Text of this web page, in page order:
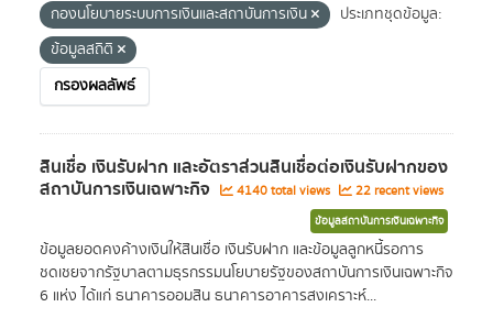
กองนโยบายระบบการเงินและสถาบันการเงิน
ประเภทชุดข้อมูล:
ข้อมูลสถิติ
กรองผลลัพธ์
สินเชื่อ เงินรับฝาก และอัตราส่วนสินเชื่อต่อเงินรับฝากของ
สถาบันการเงินเฉพาะกิจ 4140 total views 22 recent views
ข้อมูลสถาบันการเงินเฉพาะกิจ
ข้อมูลยอดคงค้างเงินให้สินเชื่อ เงินรับฝาก และข้อมูลลูกหนี้รอการ
ชดเชยจากรัฐบาลตามธุรกรรมนโยบายรัฐของสถาบันการเงินเฉพาะกิจ
6 แห่ง ได้แก่ ธนาคารออมสิน ธนาคารอาคารสงเคราะห์...